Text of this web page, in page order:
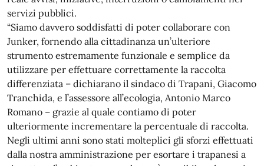
servizi pubblici.
“Siamo davvero soddisfatti di poter collaborare con
Junker, fornendo alla cittadinanza un’ulteriore
strumento estremamente funzionale e semplice da
utilizzare per effettuare correttamente la raccolta
differenziata – dichiarano il sindaco di Trapani, Giacomo
Tranchida, e l’assessore all’ecologia, Antonio Marco
Romano – grazie al quale contiamo di poter
ulteriormente incrementare la percentuale di raccolta.
Negli ultimi anni sono stati molteplici gli sforzi effettuati
dalla nostra amministrazione per esortare i trapanesi a